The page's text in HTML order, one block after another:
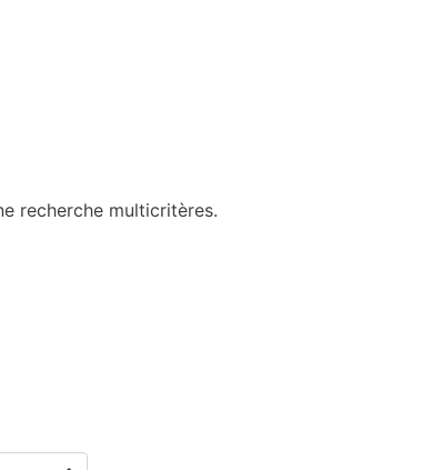
recherche multicritères.